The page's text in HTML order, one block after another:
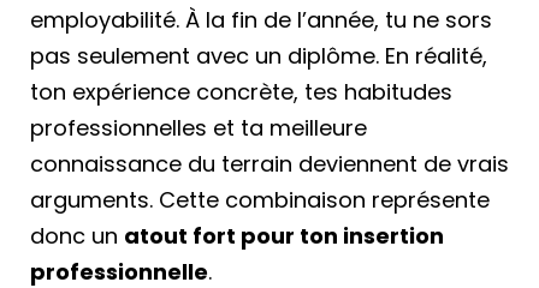
employabilité. À la fin de l’année, tu ne sors
pas seulement avec un diplôme. En réalité,
ton expérience concrète, tes habitudes
professionnelles et ta meilleure
connaissance du terrain deviennent de vrais
arguments. Cette combinaison représente
donc un atout fort pour ton insertion
professionnelle.